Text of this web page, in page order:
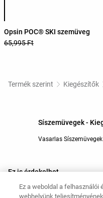
Opsin POC® SKI szemüveg
65,995 Ft
Termék szerint Kiegészítők
Síszemüvegek -
Vasarlas
Ez is érdekelhet
Jóga törölközők
Ez a weboldal a felhasználói
webhelyünk